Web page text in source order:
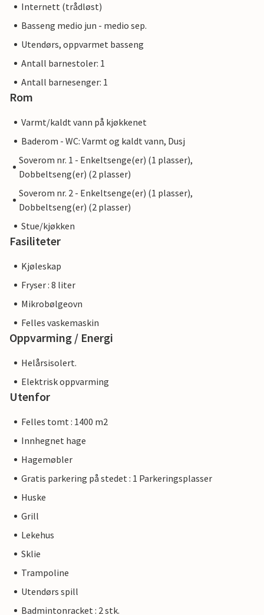
Internett (trådløst)
Basseng medio jun - medio sep.
Utendørs, oppvarmet basseng
Antall barnestoler: 1
Antall barnesenger: 1
Rom
Varmt/kaldt vann på kjøkkenet
Baderom - WC: Varmt og kaldt vann, Dusj
Soverom nr. 1 - Enkeltsenge(er) (1 plasser),
Dobbeltseng(er) (2 plasser)
Soverom nr. 2 - Enkeltsenge(er) (1 plasser),
Dobbeltseng(er) (2 plasser)
Stue/kjøkken
Fasiliteter
Kjøleskap
Fryser : 8 liter
Mikrobølgeovn
Felles vaskemaskin
Oppvarming / Energi
Helårsisolert.
Elektrisk oppvarming
Utenfor
Felles tomt : 1400 m2
Innhegnet hage
Hagemøbler
Gratis parkering på stedet : 1 Parkeringsplasser
Huske
Grill
Lekehus
Sklie
Trampoline
Utendørs spill
Badmintonracket : 2 stk.